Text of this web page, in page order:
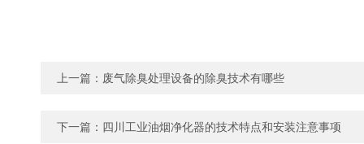
上一篇： 废气除臭处理设备的除臭技术有哪些
下一篇： 四川工业油烟净化器的技术特点和安装注意事项